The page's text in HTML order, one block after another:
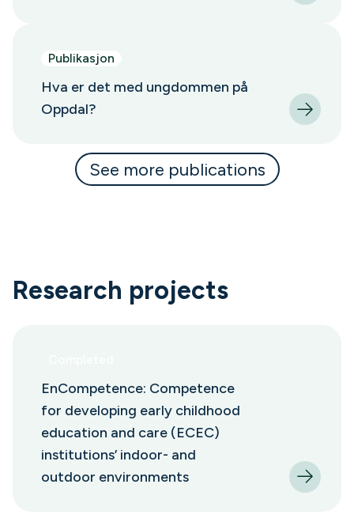
Publikasjon
Hva er det med ungdommen på
Oppdal?
See more publications
Research projects
EnCompetence: Competence
for developing early childhood
education and care (ECEC)
institutions’ indoor- and
outdoor environments